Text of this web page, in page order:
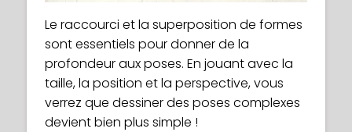
Le raccourci et la superposition de formes
sont essentiels pour donner de la
profondeur aux poses. En jouant avec la
taille, la position et la perspective, vous
verrez que dessiner des poses complexes
devient bien plus simple !